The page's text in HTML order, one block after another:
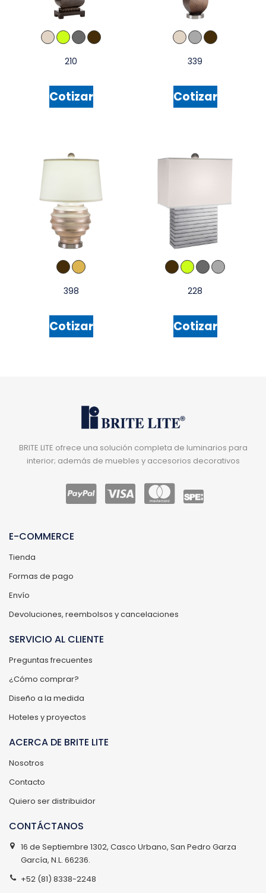
210
Cotizar
339
Cotizar
398
Cotizar
228
Cotizar
BRITE LITE ofrece una solución completa de luminarios para
interior; además de muebles y accesorios decorativos
E-COMMERCE
Tienda
Formas de pago
Envío
Devoluciones, reembolsos y cancelaciones
SERVICIO AL CLIENTE
Preguntas frecuentes
¿Cómo comprar?
Diseño a la medida
Hoteles y proyectos
ACERCA DE BRITE LITE
Nosotros
Contacto
Quiero ser distribuidor
CONTÁCTANOS
16 de Septiembre 1302, Casco Urbano, San Pedro Garza
García, N.L. 66236.
+52 (81) 8338-2248